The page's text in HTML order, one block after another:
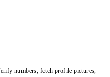
numbers, fetch profile pictures,